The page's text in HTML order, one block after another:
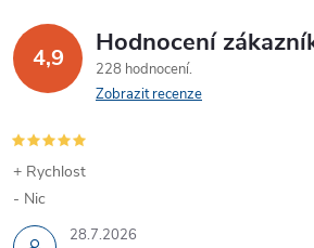
4,9 Hodnocení
228 hodnocení
Zobrazit recenze
28.7.2026
+ Rychlost
- Nic